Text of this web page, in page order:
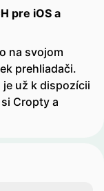
pre iOS a
na svojom
prehliadači.
už k dispozícii
Cropty a